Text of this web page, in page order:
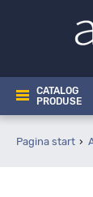
CATALOG
PRODUSE
Pagina start